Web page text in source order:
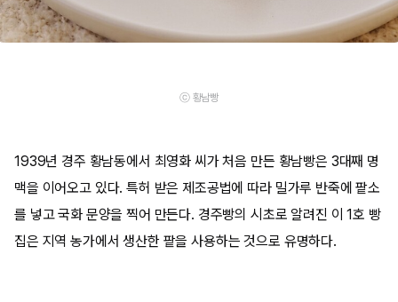
ⓒ 황남빵
1939년 경주 황남동에서 최영화 씨가 처음 만든 황남빵은 3대째 명
맥을 이어오고 있다. 특허 받은 제조공법에 따라 밀가루 반죽에 팥소
를 넣고 국화 문양을 찍어 만든다. 경주빵의 시초로 알려진 이 1호 빵
집은 지역 농가에서 생산한 팥을 사용하는 것으로 유명하다.